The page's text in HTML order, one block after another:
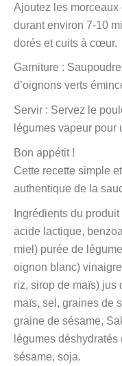
Ajoutez les
durant environ 7-10
dorés et cuits à cœur.
Garniture :
d’oignons verts
Servir : Servez le
légumes vapeur pour
Bon appétit !
Cette recette simple
authentique de la
Ingrédients du
acide lactique,
miel) purée de
oignon blanc)
riz, sirop de maïs) jus
maïs, sel, graines de
graine de sésame,
légumes
sésame, soja.